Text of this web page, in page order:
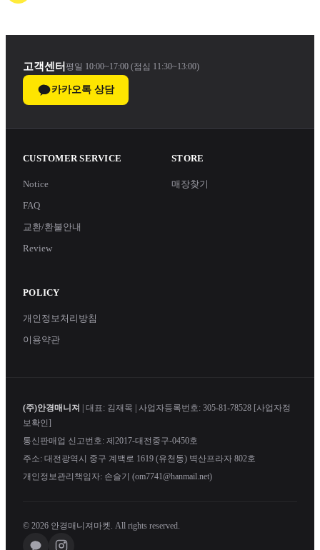
고객센터 평일 10:00~17:00 (점심 11:30~13:00)
카카오톡 상담
CUSTOMER SERVICE
Notice
FAQ
교환/환불안내
Review
STORE
매장찾기
POLICY
개인정보처리방침
이용약관
(주)안경매니져 | 대표: 김재목 | 사업자등록번호: 305-81-78528 [사업자정
보확인]
통신판매업 신고번호: 제2017-대전중구-0450호
주소: 대전광역시 중구 계백로 1619 (유천동) 벽산프라자 802호
개인정보관리책임자: 손슬기 (om7741@hanmail.net)
© 2026 안경매니져마켓. All rights reserved.